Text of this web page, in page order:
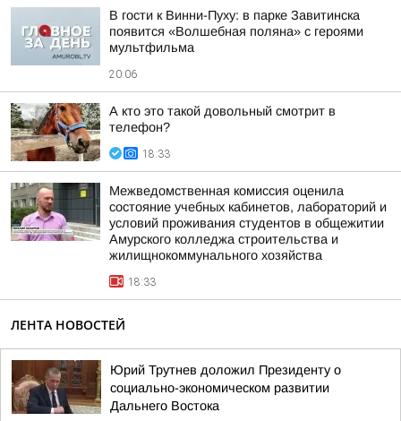
В гости к Винни-Пуху: в парке Завитинска
появится «Волшебная поляна» с героями
мультфильма
20:06
А кто это такой довольный смотрит в
телефон?
18:33
Межведомственная комиссия оценила
состояние учебных кабинетов, лабораторий и
условий проживания студентов в общежитии
Амурского колледжа строительства и
жилищнокоммунального хозяйства
18:33
ЛЕНТА НОВОСТЕЙ
Юрий Трутнев доложил Президенту о
социально-экономическом развитии
Дальнего Востока